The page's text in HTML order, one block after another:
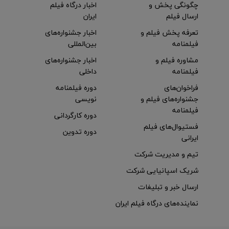
چگونگی پخش و
ارسال فیلم
تعرفه پخش فیلم و
فیلمنامه
مشاوره فیلم و
فیلمنامه
اخبار درگاه فیلم
ایران
اخبار جشنواره‌های
بین‌المللی
اخبار جشنواره‌های
داخلی
فراخوان‌های
جشنواره‌های فیلم و
فیلمنامه
فستیوال‌های فیلم
ایرانی
دوره فیلمنامه
نویسی
دوره کارگردانی
دوره تدوین
تیم و مدیریت شرکت
شریک اسپانیایی شرکت
ارسال خبر و تبلیغات
نماینده‌های درگاه فیلم ایران